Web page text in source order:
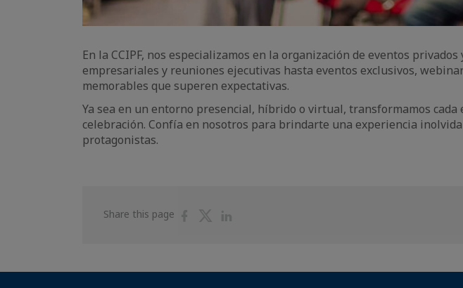
En la CCIPF, nos especializamos en la organización de eventos
empresariales y reuniones ejecutivas hasta eventos exclusivos,
memorables que superen expectativas.
Ya sea en un entorno presencial, híbrido o virtual, transformamos
celebración. Confía en nosotros para brindarte una experiencia
protagonistas.
Share this page
ShareShare